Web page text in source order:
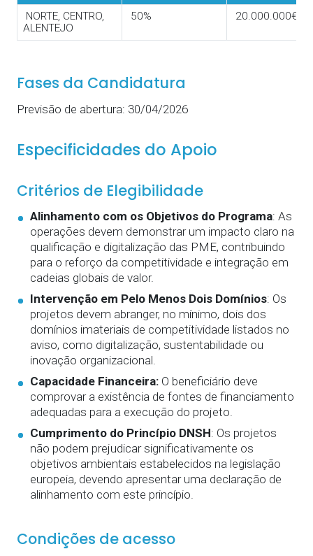
NORTE, CENTRO,
ALENTEJO
50% 20.000.000€
Fases da Candidatura
Previsão de abertura: 30/04/2026
Especificidades do Apoio
Critérios de Elegibilidade
Alinhamento com os Objetivos do Programa: As
operações devem demonstrar um impacto claro na
qualificação e digitalização das PME, contribuindo
para o reforço da competitividade e integração em
cadeias globais de valor.
Intervenção em Pelo Menos Dois Domínios: Os
projetos devem abranger, no mínimo, dois dos
domínios imateriais de competitividade listados no
aviso, como digitalização, sustentabilidade ou
inovação organizacional.
Capacidade Financeira:O beneficiário deve
comprovar a existência de fontes de financiamento
adequadas para a execução do projeto.
Cumprimento do Princípio DNSH: Os projetos
não podem prejudicar significativamente os
objetivos ambientais estabelecidos na legislação
europeia, devendo apresentar uma declaração de
alinhamento com este princípio.
Condições de acesso